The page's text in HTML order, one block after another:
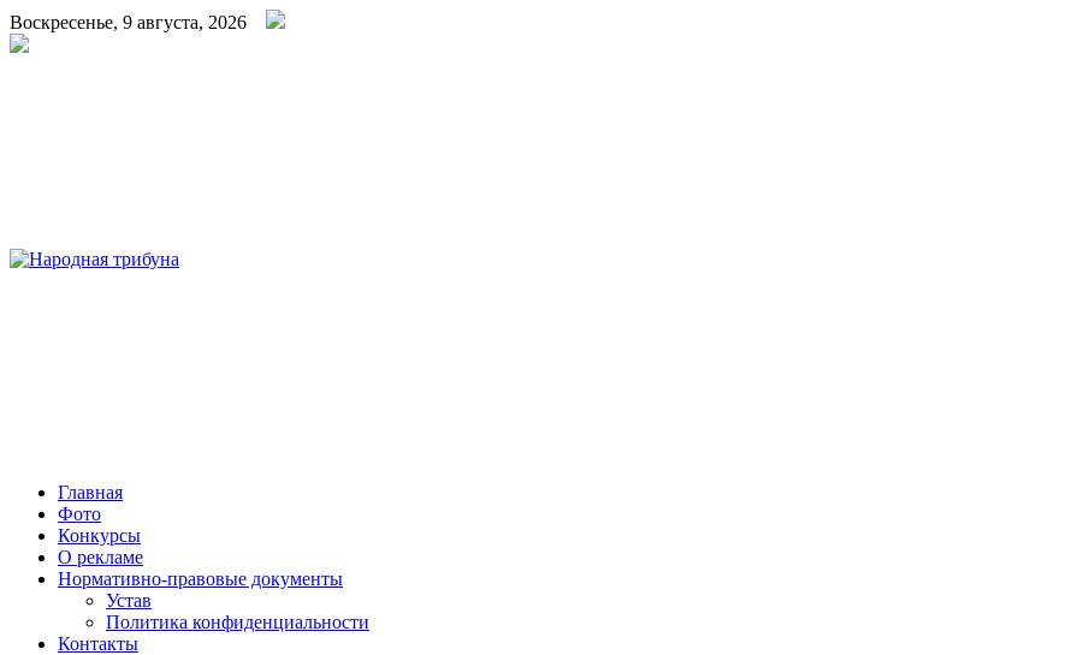
Воскресенье, 9 августа, 2026
Народная трибуна
Калининская районная газета
Главная
Фото
Конкурсы
О рекламе
Нормативно-правовые документы
Устав
Политика конфиденциальности
Контакты